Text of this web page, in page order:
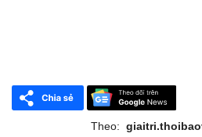
Theo: